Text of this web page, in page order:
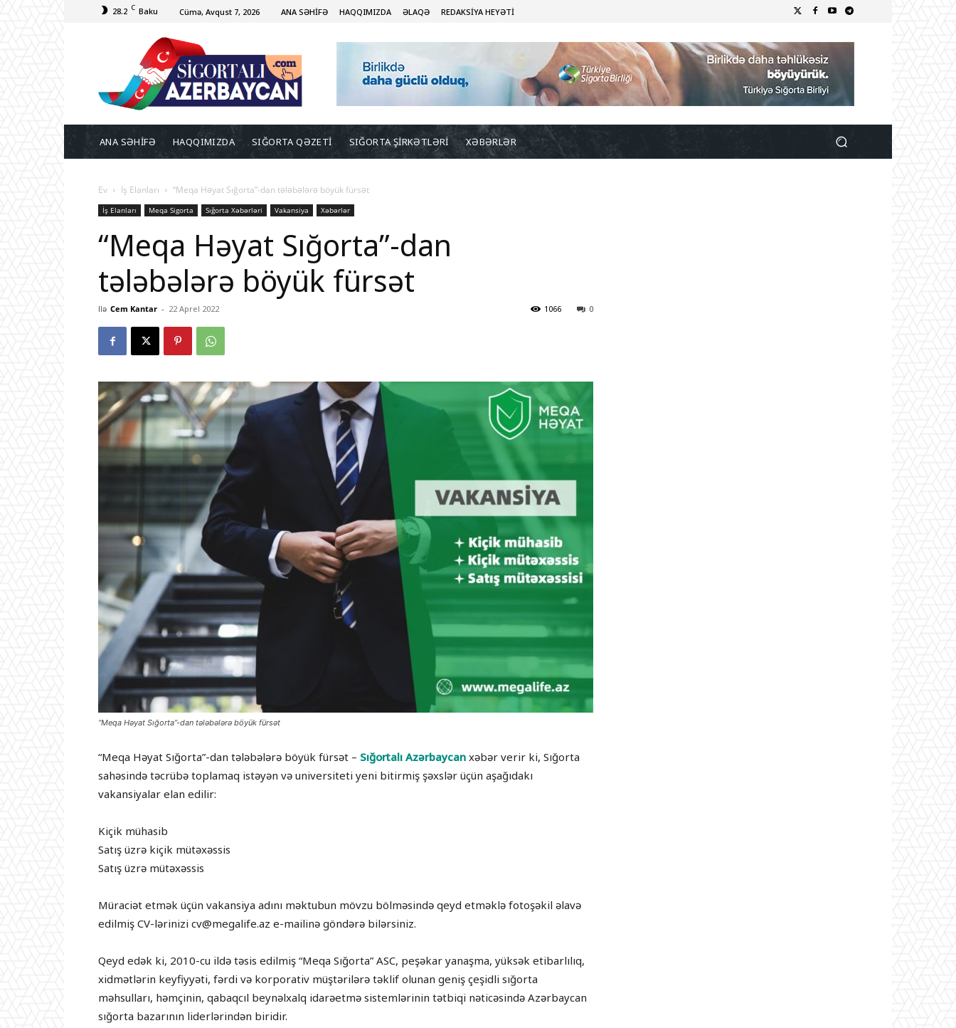
28.2 C Baku Cümə, Avqust 7, 2026 ANA SƏHİFƏ HAQQIMIZDA ƏLAQƏ REDAKSİYA HEYƏTİ
ANA SƏHİFƏ HAQQIMIZDA SIĞORTA QƏZETİ SIĞORTA ŞİRKƏTLƏRİ XƏBƏRLƏR
Ev İş Elanları “Meqa Həyat Sığorta”-dan tələbələrə böyük fürsət
İş Elanları Meqa Sigorta Sığorta Xəbərləri Vakansiya Xəbərlər
“Meqa Həyat Sığorta”-dan
tələbələrə böyük fürsət
Ilə Cem Kantar - 22 Aprel 2022 0
1066
“Meqa Həyat Sığorta”-dan tələbələrə böyük fürsət
“Meqa Həyat Sığorta”-dan tələbələrə böyük fürsət – Sığortalı Azərbaycan xəbər verir ki, Sığorta
sahəsində təcrübə toplamaq istəyən və universiteti yeni bitirmiş şəxslər üçün aşağıdakı
vakansiyalar elan edilir:
Kiçik mühasib
Satış üzrə kiçik mütəxəssis
Satış üzrə mütəxəssis
Müraciət etmək üçün vakansiya adını məktubun mövzu bölməsində qeyd etməklə fotoşəkil əlavə
edilmiş CV-lərinizi cv@megalife.az e-mailinə göndərə bilərsiniz.
Qeyd edək ki, 2010-cu ildə təsis edilmiş “Meqa Sığorta” ASC, peşəkar yanaşma, yüksək etibarlılıq,
xidmətlərin keyfiyyəti, fərdi və korporativ müştərilərə təklif olunan geniş çeşidli sığorta
məhsulları, həmçinin, qabaqcıl beynəlxalq idarəetmə sistemlərinin tətbiqi nəticəsində Azərbaycan
sığorta bazarının liderlərindən biridir.